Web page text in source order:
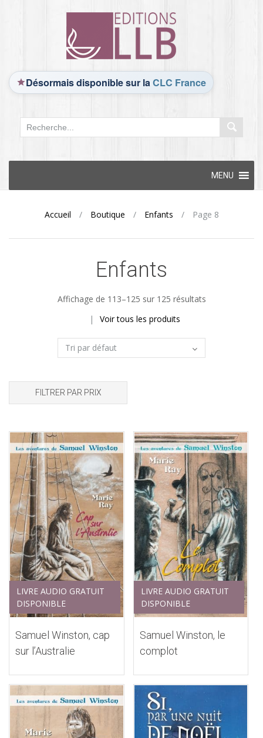
Désormais disponible sur laCLC France
content
MENU
Accueil / Boutique / Enfants / Page 8
Enfants
Affichage de 113–125 sur 125 résultats
Voir tous les produits
FILTRER PAR PRIX
LIVRE AUDIO GRATUIT
DISPONIBLE
Samuel Winston, cap
sur l’Australie
LIVRE AUDIO GRATUIT
DISPONIBLE
Samuel Winston, le
complot